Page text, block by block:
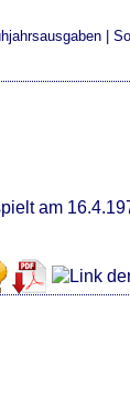
|
am